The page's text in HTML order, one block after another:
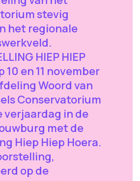
stevig
het regionale
HIEP HIEP
10 en 11 november
Woord van
Conservatorium
verjaardag in de
met de
Hiep Hiep Hoera.
op de